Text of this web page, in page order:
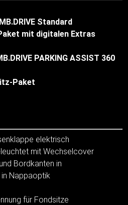
Standard
mit digitalen Extras
PARKING ASSIST 360
Paket
elektrisch
mit Wechselcover
Bordkanten in
in Nappaoptik
für Fondsitze